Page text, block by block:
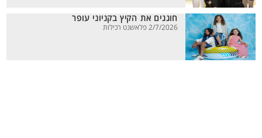
חוגגים את הקיץ בקניוני עופר
2/7/2026 פלאשנט רכילות